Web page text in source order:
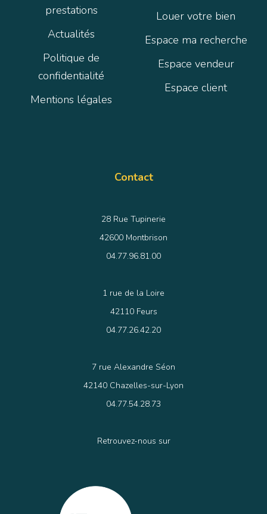
prestations
Actualités
Politique de
confidentialité
Mentions légales
Louer votre bien
Espace ma recherche
Espace vendeur
Espace client
Contact
28 Rue Tupinerie
42600 Montbrison
04.77.96.81.00
1 rue de la Loire
42110 Feurs
04.77.26.42.20
7 rue Alexandre Séon
42140 Chazelles-sur-Lyon
04.77.54.28.73
Retrouvez-nous sur